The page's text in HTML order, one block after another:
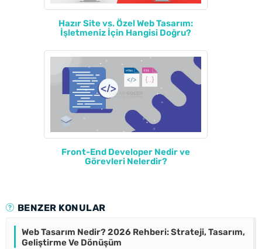
Hazır Site vs. Özel Web Tasarım:
İşletmeniz İçin Hangisi Doğru?
Front-End Developer Nedir ve
Görevleri Nelerdir?
BENZER KONULAR
Web Tasarım Nedir? 2026 Rehberi: Strateji, Tasarım,
Geliştirme Ve Dönüşüm